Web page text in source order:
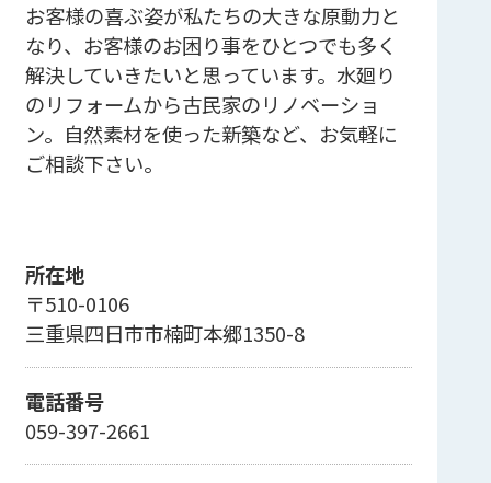
お客様の喜ぶ姿が私たちの大きな原動力と
なり、お客様のお困り事をひとつでも多く
解決していきたいと思っています。水廻り
のリフォームから古民家のリノベーショ
ン。自然素材を使った新築など、お気軽に
ご相談下さい。
所在地
〒510-0106
三重県四日市市楠町本郷1350-8
電話番号
059-397-2661